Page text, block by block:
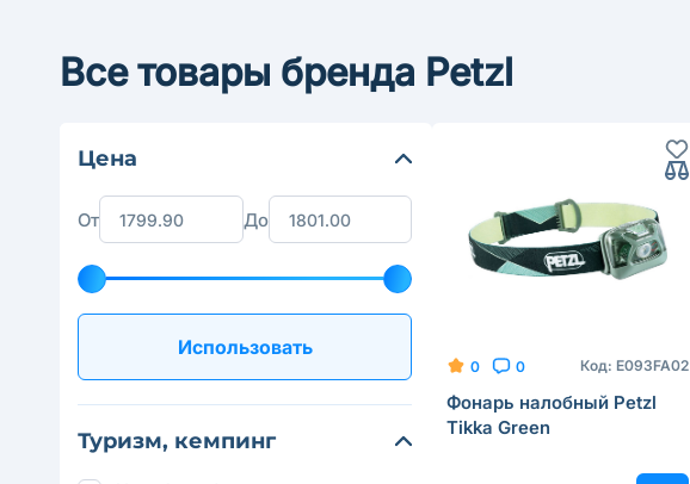
Все товары бренда Petzl
Цена
От До
Использовать
Туризм, кемпинг
0 0 Код: E093FA02
Фонарь налобный Petzl
Tikka Green